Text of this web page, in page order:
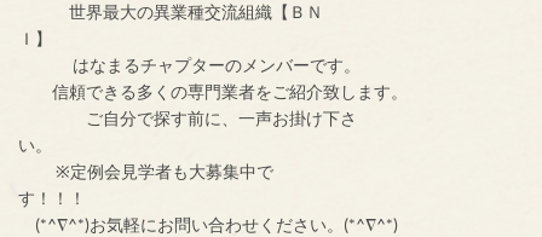
世界最大の異業種交流組織【ＢＮ
Ｉ】
はなまるチャプターのメンバーです。
信頼できる多くの専門業者をご紹介致します。
ご自分で探す前に、一声お掛け下さ
い。
※定例会見学者も大募集中で
す！！！
(*^∇^*)お気軽にお問い合わせください。(*^∇^*)